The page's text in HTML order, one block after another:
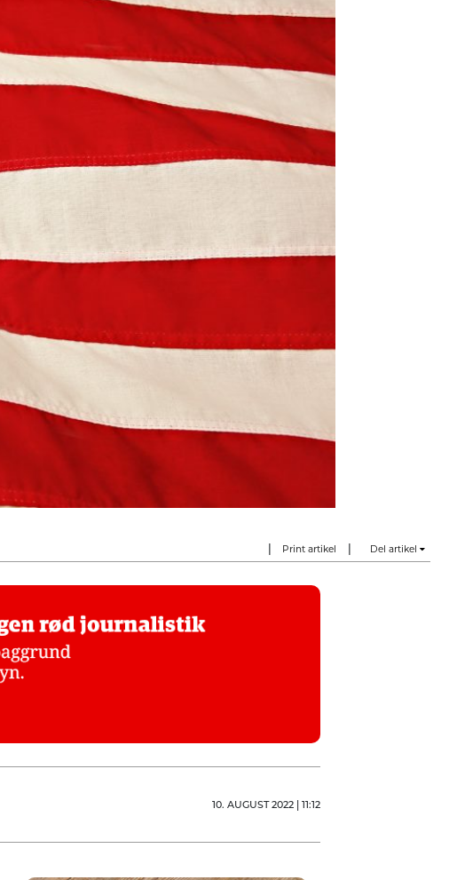
| Print artikel | Del artikel
10. AUGUST 2022 | 11:12